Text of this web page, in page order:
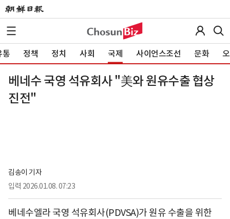
통 정책 정치 사회 국제 사이언스조선 문화
베네수 국영 석유회사 "美와 원유수출 협상
진전"
김송이 기자
입력 2026.01.08. 07:23
베네수엘라 국영 석유회사(PDVSA)가 원유 수출을 위한